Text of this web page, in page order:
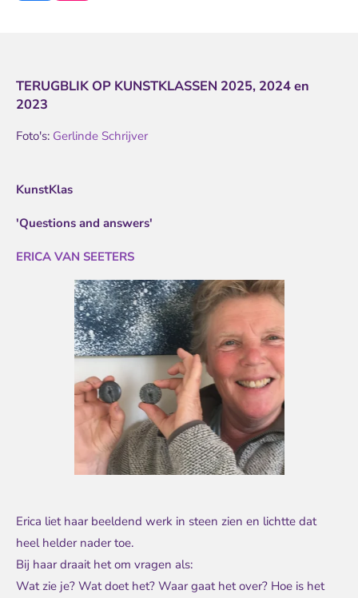
a
o
o
k
n
g
r
m
TERUGBLIK OP KUNSTKLASSEN 2025, 2024 en
2023
Foto's: Gerlinde Schrijver
KunstKlas
'Questions and answers'
ERICA VAN SEETERS
Erica liet haar beeldend werk in steen zien en lichtte dat
heel helder nader toe.
Bij haar draait het om vragen als:
Wat zie je? Wat doet het? Waar gaat het over? Hoe is het